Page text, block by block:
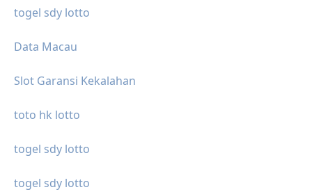
togel sdy lotto
Data Macau
Slot Garansi Kekalahan
toto hk lotto
togel sdy lotto
togel sdy lotto